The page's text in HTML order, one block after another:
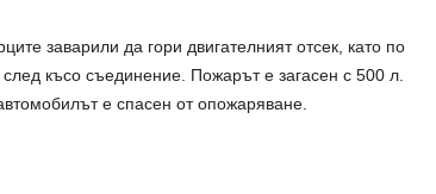
заварили да гори двигателният отсек, като по
късо съединение. Пожарът е загасен с 500 л.
е спасен от опожаряване.